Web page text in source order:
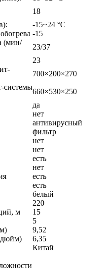
18
-15~24 °C
-15
(мин/
23/37
23
700×200×270
системы
660×530×250
да
нет
антивирусный
фильтр
нет
нет
есть
нет
есть
есть
белый
220
м
15
5
9,52
6,35
Китай